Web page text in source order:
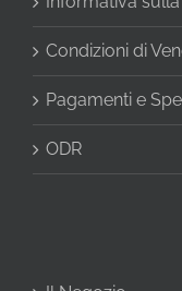
Condizioni di
Pagamenti e
ODR